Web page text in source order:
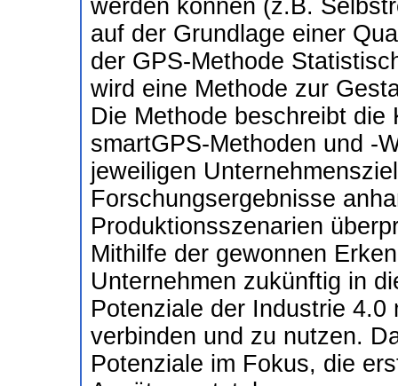
werden können (z.B.
auf der Grundlage einer
der GPS-Methode
wird eine Methode zur
Die Methode beschreibt die
smartGPS-Methoden und -
jeweiligen
Forschungsergebnisse
Produktionsszenarien
Mithilfe der gewonnen
Unternehmen zukünftig in
Potenziale der Industrie
verbinden und zu nutzen.
Potenziale im Fokus, die